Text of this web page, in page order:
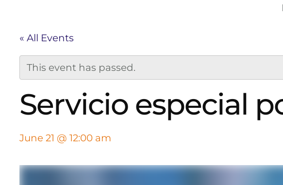
« All Events
This event has passed.
Servicio especial
June 21 @ 12:00 am